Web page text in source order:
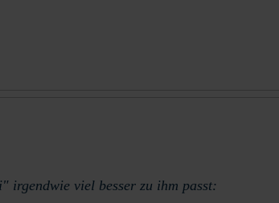
viel besser zu ihm passt: